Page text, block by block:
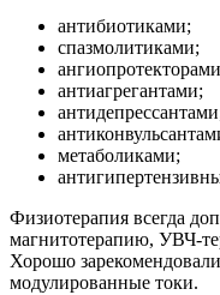
антибиотиками;
спазмолитиками;
антиагрегантами;
метаболиками;
Физиотерапия всегда
магнитотерапию, УВЧ-
Хорошо
модулированные токи.